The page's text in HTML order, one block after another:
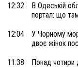
12:32
В Одеській
портал: що
12:04
У Чорному
двоє жінок
11:38
Понад чотири